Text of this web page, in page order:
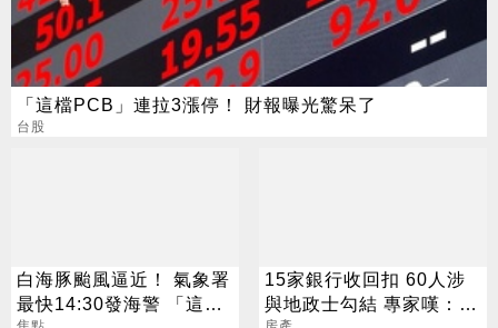
「這檔PCB」連拉3漲停！ 財報曝光驚呆了
台股
白海豚颱風逼近！ 氣象署
最快14:30發海警 「這
15家銀行收回扣 60人涉
與地政士勾結 專家嘆：徹